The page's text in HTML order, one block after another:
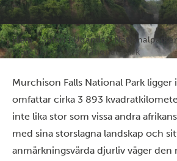
Hem Safari i Uganda
Murchison Falls National Park
Murchison Falls National Park ligger
omfattar cirka 3 893
inte lika stor som vissa andra
med sina storslagna landskap och
anmärkningsvärda djurliv väger den